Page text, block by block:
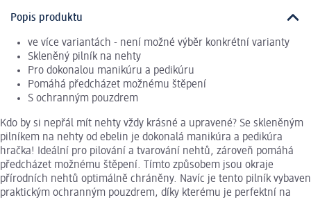
Popis produktu
ve více variantách - není možné výběr konkrétní varianty
Skleněný pilník na nehty
Pro dokonalou manikúru a pedikúru
Pomáhá předcházet možnému štěpení
S ochranným pouzdrem
Kdo by si nepřál mít nehty vždy krásné a upravené? Se skleněným
pilníkem na nehty od ebelin je dokonalá manikúra a pedikúra
hračka! Ideální pro pilování a tvarování nehtů, zároveň pomáhá
předcházet možnému štěpení. Tímto způsobem jsou okraje
přírodních nehtů optimálně chráněny. Navíc je tento pilník vybaven
praktickým ochranným pouzdrem, díky kterému je perfektní na